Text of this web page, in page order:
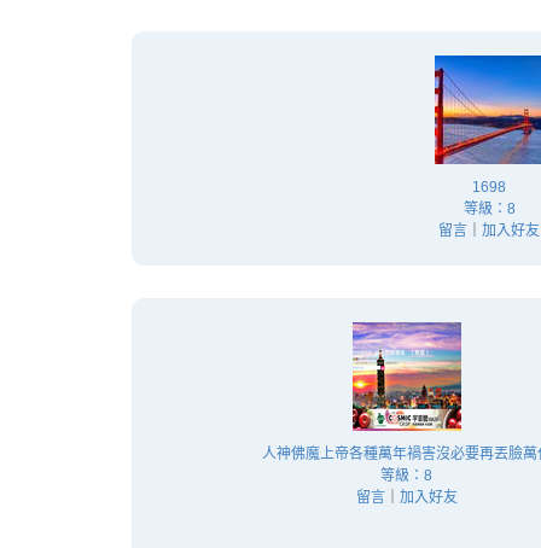
1698
等級：8
留言
加入好友
人神佛魔上帝各種萬年禍害沒必要再丟臉萬
等級：8
留言｜ 加入好友